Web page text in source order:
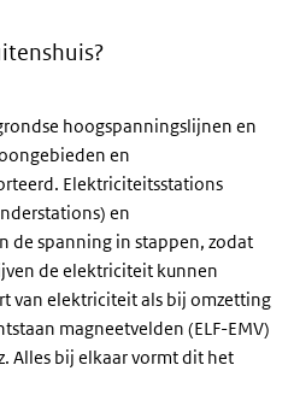
hoogspanningslijnen en
en
Elektriciteitsstations
en
de spanning in stappen, zodat
de elektriciteit kunnen
van elektriciteit als bij omzetting
magneetvelden (ELF-EMV)
Alles bij elkaar vormt dit het
link)